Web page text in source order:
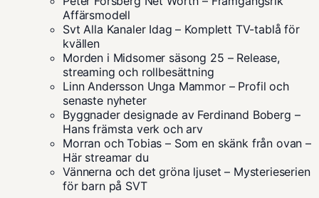
Affärsmodell
Svt Alla Kanaler Idag – Komplett TV-tablå för
kvällen
Morden i Midsomer säsong 25 – Release,
streaming och rollbesättning
Linn Andersson Unga Mammor – Profil och
senaste nyheter
Byggnader designade av Ferdinand Boberg –
Hans främsta verk och arv
Morran och Tobias – Som en skänk från ovan –
Här streamar du
Vännerna och det gröna ljuset – Mysterieserien
för barn på SVT